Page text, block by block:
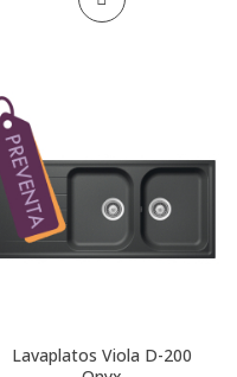
Lavaplatos Viola D-200